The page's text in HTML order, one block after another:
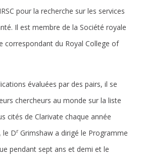
pour la recherche sur les services
Il est membre de la Société royale
correspondant du Royal College of
évaluées par des pairs, il se
chercheurs au monde sur la liste
cités de Clarivate chaque année
le DrGrimshaw a dirigé le Programme
pendant sept ans et demi et le